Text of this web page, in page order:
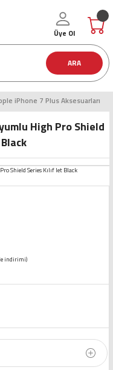
ARA
Üye Ol
iPhone 7 Plus Aksesuarları
High Pro Shield
indirimi)